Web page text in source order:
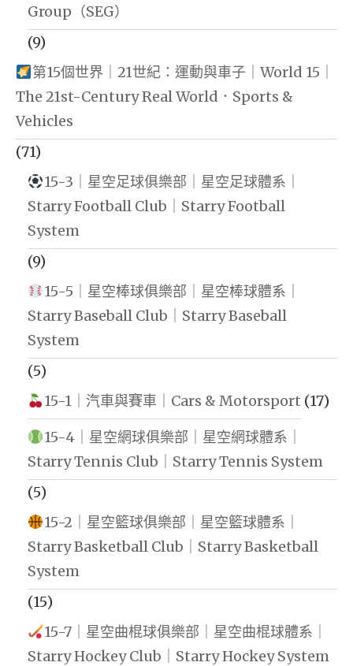
Group（SEG）
(9)
第15個世界｜21世紀：運動與車子｜World 15｜
The 21st-Century Real World．Sports &
Vehicles
(71)
15-3｜星空足球俱樂部｜星空足球體系｜
Starry Football Club｜Starry Football
System
(9)
15-5｜星空棒球俱樂部｜星空棒球體系｜
Starry Baseball Club｜Starry Baseball
System
(5)
15-1｜汽車與賽車｜Cars & Motorsport (17)
15-4｜星空網球俱樂部｜星空網球體系｜
Starry Tennis Club｜Starry Tennis System
(5)
15-2｜星空籃球俱樂部｜星空籃球體系｜
Starry Basketball Club｜Starry Basketball
System
(15)
15-7｜星空曲棍球俱樂部｜星空曲棍球體系｜
Starry Hockey Club｜Starry Hockey System